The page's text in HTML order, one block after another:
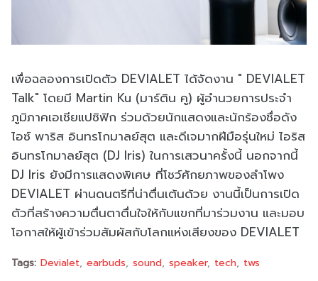
เพื่อฉลองการเปิดตัว DEVIALET ได้จัดงาน " DEVIALET
Talk" โดยมี Martin Ku (มาร์ติน คู) ผู้อำนวยการประจำ
ภูมิภาคเอเชียแปซิฟิก ร่วมด้วยนักแสดงและนักร้องชื่อดัง
ไอซ์ พาริส อินทรโกมาลย์สุต และดีเจมากฝีมือรุ่นใหม่ ไอริส
อินทรโกมาลย์สุต (DJ Iris) ในการเสวนาครั้งนี้ นอกจากนี้
DJ Iris ยังมีการแสดงพิเศษ ที่โชว์ศักยภาพของลำโพง
DEVIALET ผ่านดนตรีที่น่าตื่นเต้นด้วย งานนี้เป็นการเปิด
ตัวที่สร้างความตื่นตาตื่นใจให้กับแขกที่มาร่วมงาน และมอบ
โอกาสให้ผู้เข้าร่วมสัมผัสกับโลกแห่งเสียงของ DEVIALET
Tags: Devialet earbuds sound speaker tech tws